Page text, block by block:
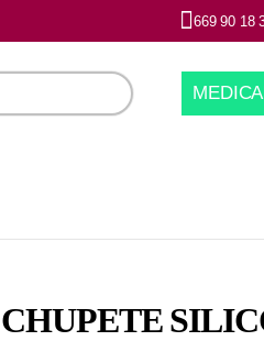
669 90 18
CHUPETE